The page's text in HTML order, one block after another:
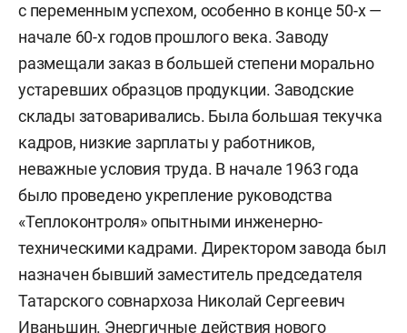
с переменным успехом, особенно в конце 50-х —
начале 60-х годов прошлого века. Заводу
размещали заказ в большей степени морально
устаревших образцов продукции. Заводские
склады затоваривались. Была большая текучка
кадров, низкие зарплаты у работников,
неважные условия труда. В начале 1963 года
было проведено укрепление руководства
«Теплоконтроля» опытными инженерно-
техническими кадрами. Директором завода был
назначен бывший заместитель председателя
Татарского совнархоза Николай Сергеевич
Иваньшин. Энергичные действия нового